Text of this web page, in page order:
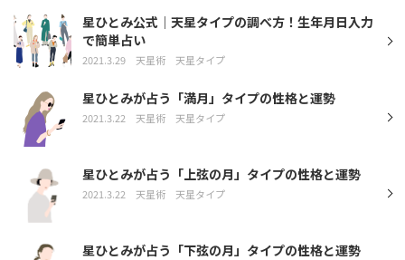
星ひとみ公式｜天星タイプの調べ方！生年月日入力
で簡単占い
2021.3.29 天星術 天星タイプ
星ひとみが占う「満月」タイプの性格と運勢
2021.3.22 天星術 天星タイプ
星ひとみが占う「上弦の月」タイプの性格と運勢
2021.3.22 天星術 天星タイプ
星ひとみが占う「下弦の月」タイプの性格と運勢